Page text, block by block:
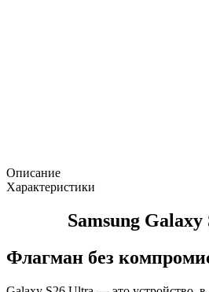
Описание
Характеристики
Samsung
Флагман без